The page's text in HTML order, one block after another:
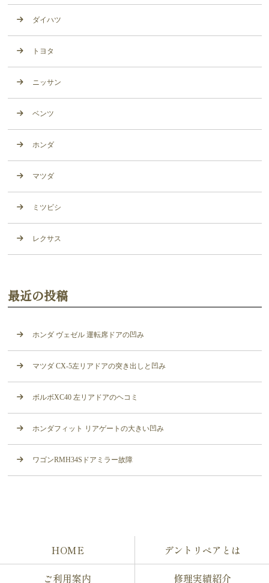
ダイハツ
トヨタ
ニッサン
ベンツ
ホンダ
マツダ
ミツビシ
レクサス
最近の投稿
ホンダ ヴェゼル 運転席ドアの凹み
マツダ CX-5左リアドアの突き出しと凹み
ボルボXC40 左リアドアのヘコミ
ホンダフィット リアゲートの大きい凹み
ワゴンRMH34Sドアミラー故障
HOME
デントリペアとは
ご利用案内
修理実績紹介